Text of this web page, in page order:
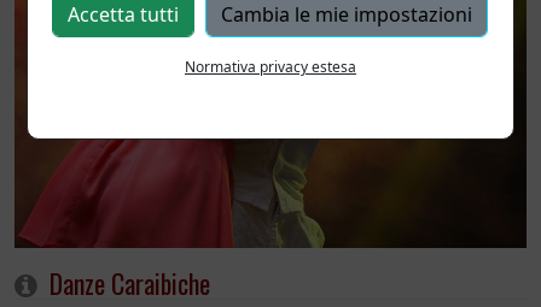
Accetta tutti Cambia le mie impostazioni
Normativa privacy estesa
Danze Caraibiche